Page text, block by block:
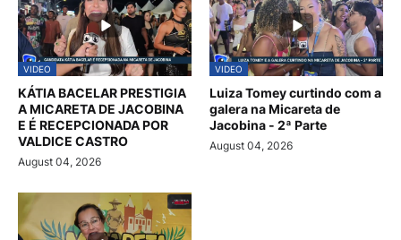
VIDEO
KÁTIA BACELAR PRESTIGIA
A MICARETA DE JACOBINA
E É RECEPCIONADA POR
VALDICE CASTRO
August 04, 2026
VIDEO
Luiza Tomey curtindo com a
galera na Micareta de
Jacobina - 2ª Parte
August 04, 2026